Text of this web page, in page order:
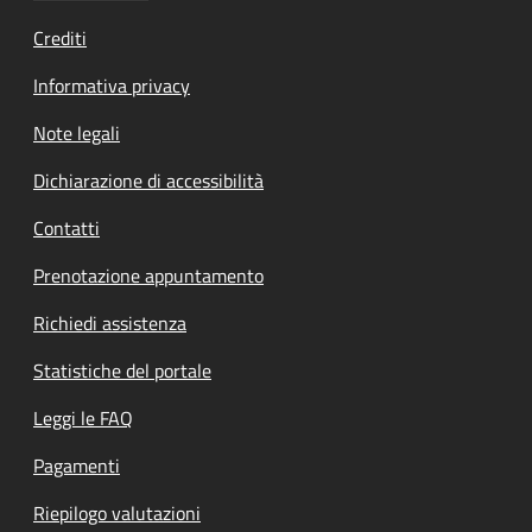
Crediti
Informativa privacy
Note legali
Dichiarazione di accessibilità
Contatti
Prenotazione appuntamento
Richiedi assistenza
Statistiche del portale
Leggi le FAQ
Pagamenti
Riepilogo valutazioni